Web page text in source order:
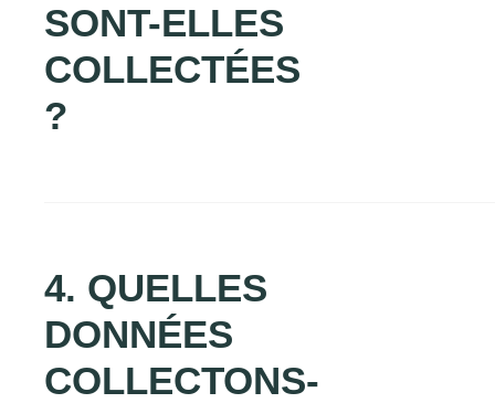
SONT-ELLES
COLLECTÉES
?
4. QUELLES
DONNÉES
COLLECTONS-